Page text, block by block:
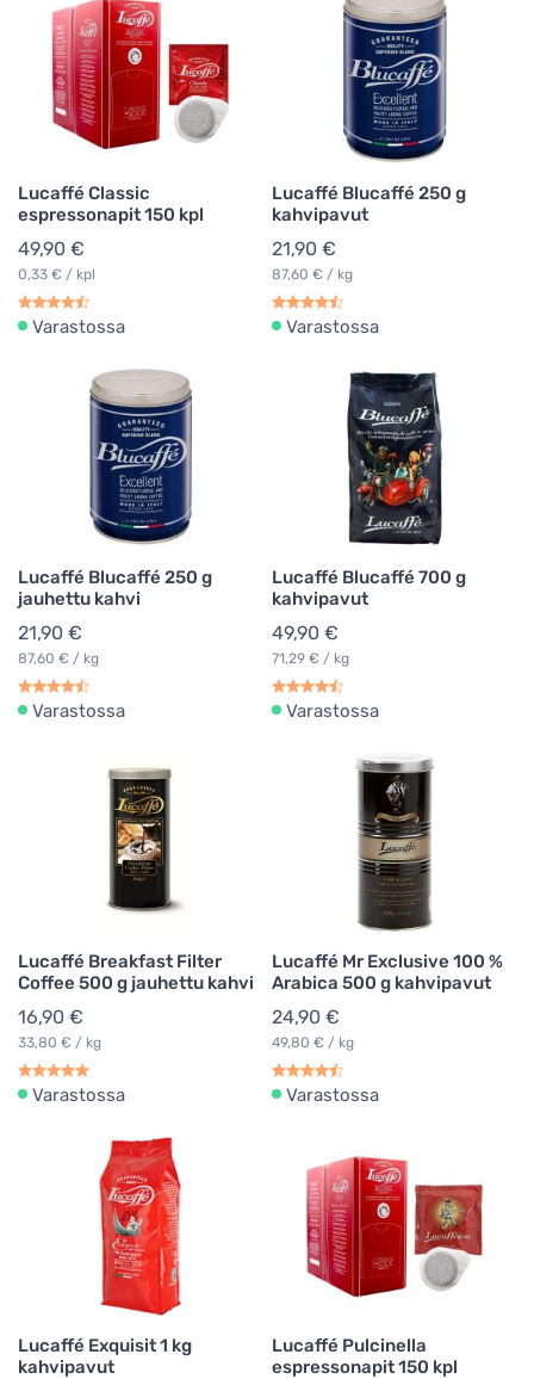
Lucaffé Classic
espressonapit 150 kpl
49,90 €
0,33 € / kpl
Varastossa
Lucaffé Blucaffé 250 g
kahvipavut
21,90 €
87,60 € / kg
Varastossa
Lucaffé Blucaffé 250 g
jauhettu kahvi
21,90 €
87,60 € / kg
Varastossa
Lucaffé Blucaffé 700 g
kahvipavut
49,90 €
71,29 € / kg
Varastossa
Lucaffé Breakfast Filter
Coffee 500 g jauhettu kahvi
16,90 €
33,80 € / kg
Varastossa
Lucaffé Mr Exclusive 100 %
Arabica 500 g kahvipavut
24,90 €
49,80 € / kg
Varastossa
Lucaffé Exquisit 1 kg
kahvipavut
Lucaffé Pulcinella
espressonapit 150 kpl